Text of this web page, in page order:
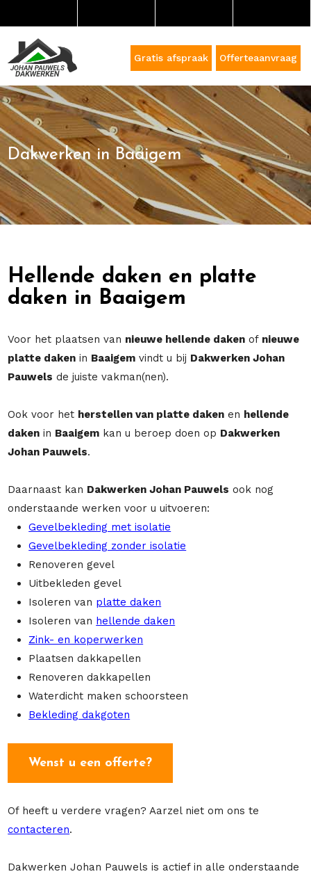
Gratis afspraak Offerteaanvraag
Dakwerken in Baaigem
Hellende daken en platte
daken in Baaigem
Voor het plaatsen van nieuwe hellende daken of nieuwe
platte daken in Baaigem vindt u bij Dakwerken Johan
Pauwels de juiste vakman(nen).
Ook voor het herstellen van platte daken en hellende
daken in Baaigem kan u beroep doen op Dakwerken
Johan Pauwels.
Daarnaast kan Dakwerken Johan Pauwels ook nog
onderstaande werken voor u uitvoeren:
Gevelbekleding met isolatie
Gevelbekleding zonder isolatie
Renoveren gevel
Uitbekleden gevel
Isoleren van platte daken
Isoleren van hellende daken
Zink- en koperwerken
Plaatsen dakkapellen
Renoveren dakkapellen
Waterdicht maken schoorsteen
Bekleding dakgoten
Wenst u een offerte?
Of heeft u verdere vragen? Aarzel niet om ons te
contacteren.
Dakwerken Johan Pauwels is actief in alle onderstaande